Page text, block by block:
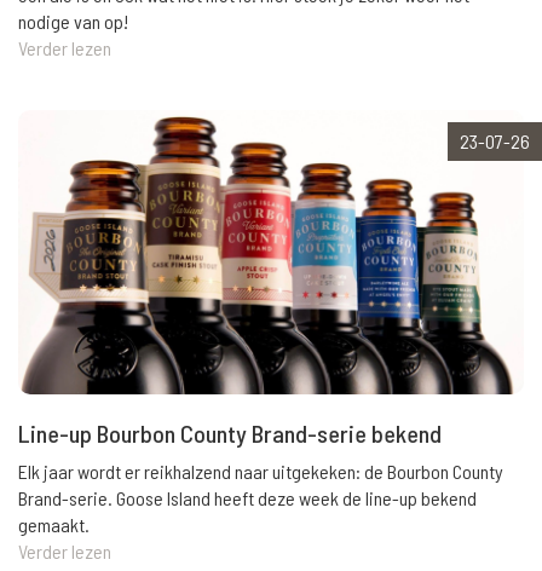
nodige van op!
Verder lezen
23-07-26
Line-up Bourbon County Brand-serie bekend
Elk jaar wordt er reikhalzend naar uitgekeken: de Bourbon County
Brand-serie. Goose Island heeft deze week de line-up bekend
gemaakt.
Verder lezen